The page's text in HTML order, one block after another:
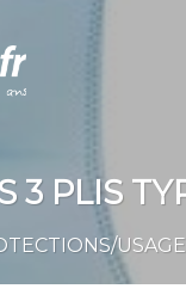
3 PLIS